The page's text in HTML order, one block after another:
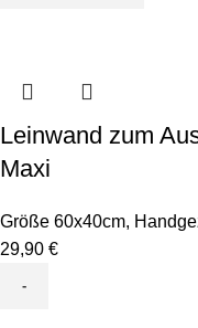
Leinwand zum
Maxi
Größe 60x40cm,
29,90 €